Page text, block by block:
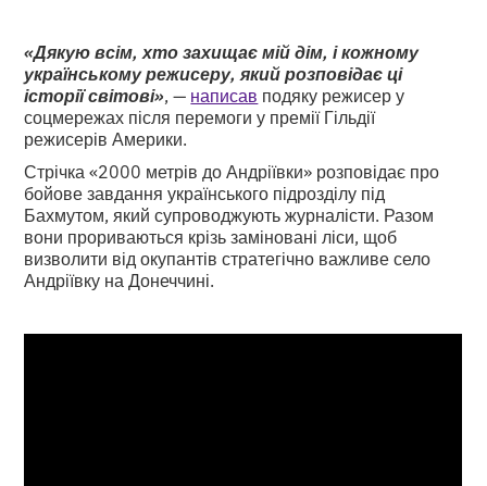
«Дякую всім, хто захищає мій дім, і кожному
українському режисеру, який розповідає ці
історії світові», — написав подяку режисер у
соцмережах після перемоги у премії Гільдії
режисерів Америки.
Стрічка «2000 метрів до Андріївки» розповідає про
бойове завдання українського підрозділу під
Бахмутом, який супроводжують журналісти. Разом
вони прориваються крізь заміновані ліси, щоб
визволити від окупантів стратегічно важливе село
Андріївку на Донеччині.